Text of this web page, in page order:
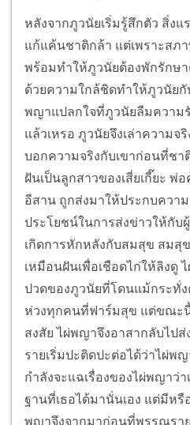
หลังจากภูวนัยเริ่มรู้สึกตัว สิ่ง
แก้แค้นชาติกล้า แต่เพราะสภา
พร้อมทำให้ภูวนัยต้องพักรักษ
ด้วยความใกล้ชิดทำให้ภูวนัยกั
พญาแปลกใจที่ภูวนัยลืมความ
แล้วเหรอ ภูวนัยจึงเล่าความจ
บอกความจริงกับเขาก่อนที่ชา
ฝันเป็นลูกสาวของเสี่ยเกี๊ยะ พ่
อีสาน ถูกส่งมาให้ประกบควา
ประโยชน์ในการส่งข่าวให้กับ
เกิดการหักหลังกับสมสุข สมสุ
เหมือนฝันเพื่อเชือดไก่ให้ลิงดู
ปวดของภูวนัยที่โดนแม้กระทั่
ห่วงทุกคนที่ฟาร์มสุข แต่ขณะนี้
สงสัย ไผ่พญาจึงอาสากลับไป
รายเริ่มปะติดปะต่อได้ว่าไผ่พ
กำลังจะแฉเรื่องของไผ่พญาว่
ฐานที่เธอได้มานั่นเอง แต่มีห
พญาจึงจากมาก่อนที่พรรณราย